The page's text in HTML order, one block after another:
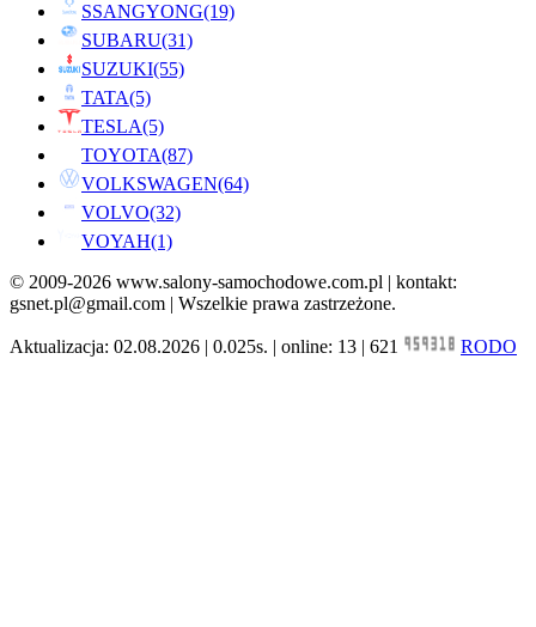
SSANGYONG(19)
SUBARU(31)
SUZUKI(55)
TATA(5)
TESLA(5)
TOYOTA(87)
VOLKSWAGEN(64)
VOLVO(32)
VOYAH(1)
© 2009-2026 www.salony-samochodowe.com.pl | kontakt:
gsnet.pl@gmail.com | Wszelkie prawa zastrzeżone.
Aktualizacja: 02.08.2026 | 0.025s. | online: 13 | 621 RODO